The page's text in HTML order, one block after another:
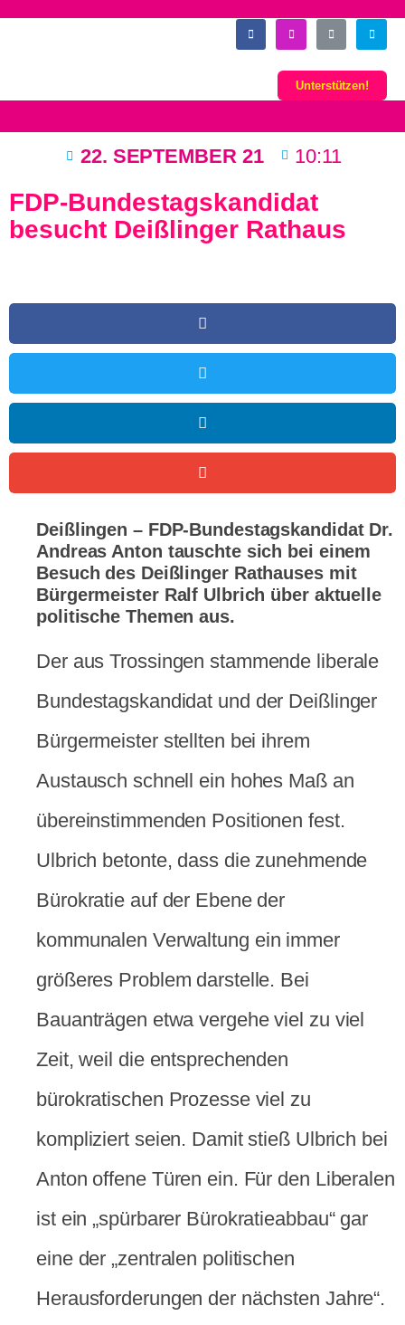
Unterstützen!
22. SEPTEMBER 21 10:11
FDP-Bundestagskandidat
besucht Deißlinger Rathaus
Deißlingen – FDP-Bundestagskandidat Dr.
Andreas Anton tauschte sich bei einem
Besuch des Deißlinger Rathauses mit
Bürgermeister Ralf Ulbrich über aktuelle
politische Themen aus.
Der aus Trossingen stammende liberale
Bundestagskandidat und der Deißlinger
Bürgermeister stellten bei ihrem
Austausch schnell ein hohes Maß an
übereinstimmenden Positionen fest.
Ulbrich betonte, dass die zunehmende
Bürokratie auf der Ebene der
kommunalen Verwaltung ein immer
größeres Problem darstelle. Bei
Bauanträgen etwa vergehe viel zu viel
Zeit, weil die entsprechenden
bürokratischen Prozesse viel zu
kompliziert seien. Damit stieß Ulbrich bei
Anton offene Türen ein. Für den Liberalen
ist ein „spürbarer Bürokratieabbau“ gar
eine der „zentralen politischen
Herausforderungen der nächsten Jahre“.